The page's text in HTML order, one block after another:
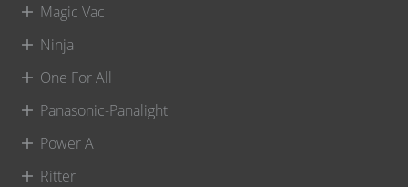
Magic Vac
Ninja
One For All
Panasonic-Panalight
Power A
Ritter